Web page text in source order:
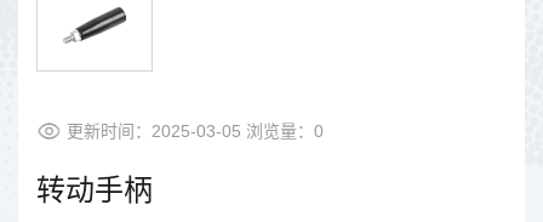
更新时间：2025-03-05 浏览量： 0
转动手柄